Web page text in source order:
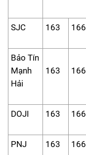
SJC 163 166
Bảo Tín
Mạnh
Hải
163 166
DOJI 163 166
PNJ 163 166